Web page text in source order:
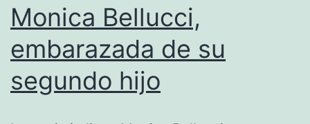
Monica Bellucci,
embarazada de su
segundo hijo